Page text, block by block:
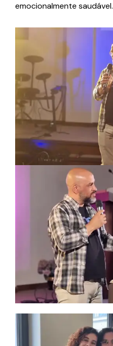
emocionalmente saudável.